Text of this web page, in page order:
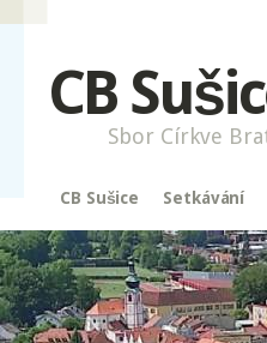
CB
Sbor Církve
CB Sušice Setkávání